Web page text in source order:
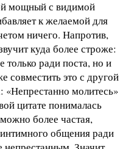
мощный с видимой
к желаемой для
ничего. Напротив,
куда более строже:
только ради поста, но и
совместить это с другой
«Непрестанно молитесь»
цитате понималась
более частая,
общения ради